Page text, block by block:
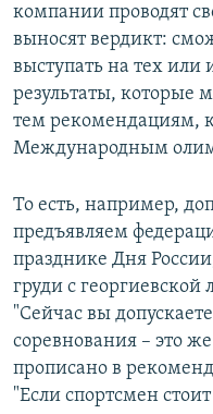
компании проводят
выносят вердикт:
выступать на тех
результаты, которые
тем рекомендациям,
Международным
То есть, например,
предъявляем
празднике Дня
груди с георгиевской
"Сейчас вы
соревнования – это
прописано в
"Если спортсмен